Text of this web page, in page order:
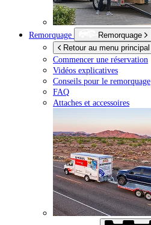
Remorquage
Remorquage
Retour au menu principal
Commencer une réservation
Vidéos explicatives
Conseils pour le remorquage
FAQ
Attaches et accessoires